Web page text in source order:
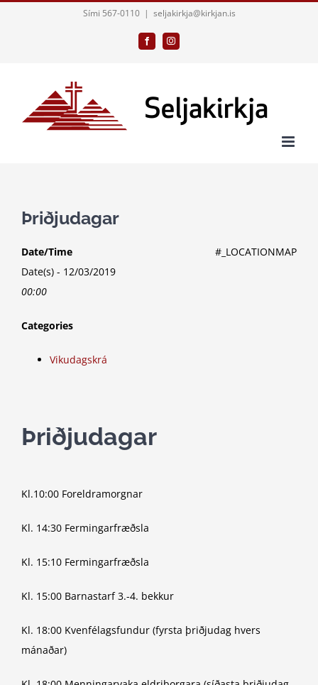
Sími 567-0110 | seljakirkja@kirkjan.is
FacebookInstagram
Þriðjudagar
#_LOCATIONMAP
Date/Time
Date(s) - 12/03/2019
00:00
Categories
Vikudagskrá
Þriðjudagar
Kl.10:00 Foreldramorgnar
Kl. 14:30 Fermingarfræðsla
Kl. 15:10 Fermingarfræðsla
Kl. 15:00 Barnastarf 3.-4. bekkur
Kl. 18:00 Kvenfélagsfundur (fyrsta þriðjudag hvers
mánaðar)